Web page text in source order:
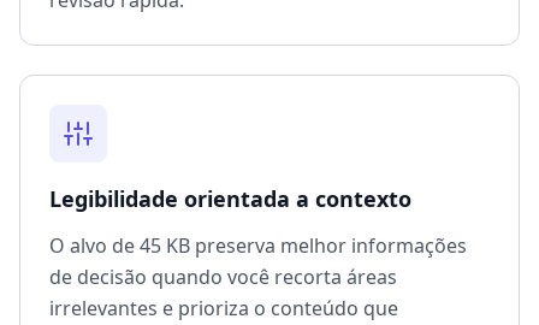
Legibilidade orientada a contexto
O alvo de 45 KB preserva melhor informações
de decisão quando você recorta áreas
irrelevantes e prioriza o conteúdo que